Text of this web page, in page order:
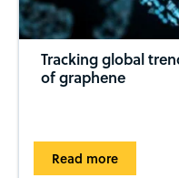
Tracking global
of graphene
Read more